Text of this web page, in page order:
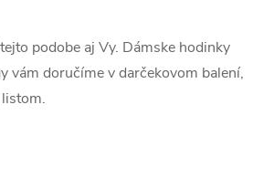
podobe aj Vy. Dámske hodinky
vám doručíme v darčekovom balení,